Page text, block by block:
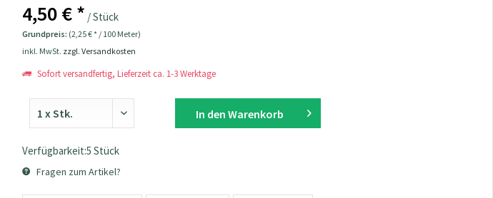
4,50 € * / Stück
Grundpreis: (2,25 € * / 100 Meter)
inkl. MwSt. zzgl. Versandkosten
Sofort versandfertig, Lieferzeit ca. 1-3 Werktage
In den Warenkorb
Verfügbarkeit:5 Stück
Fragen zum Artikel?